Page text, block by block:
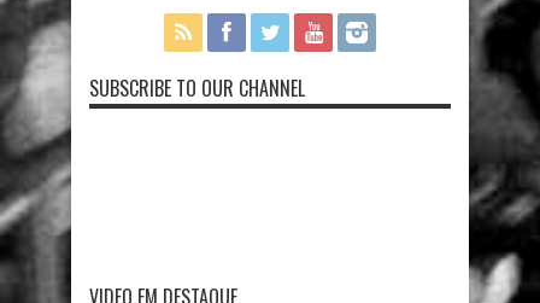
SUBSCRIBE TO OUR CHANNEL
VIDEO EM DESTAQUE